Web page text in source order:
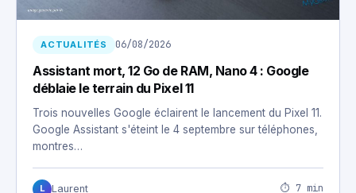
ACTUALITÉS 06/08/2026
Assistant mort, 12 Go de RAM, Nano 4 : Google
déblaie le terrain du Pixel 11
Trois nouvelles Google éclairent le lancement du Pixel 11.
Google Assistant s'éteint le 4 septembre sur téléphones,
montres…
L Laurent ⏱ 7 min